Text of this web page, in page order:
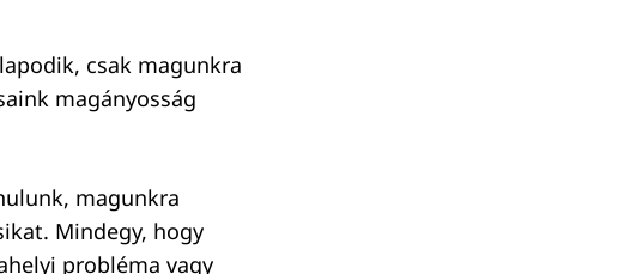
csak magunkra
magányosság
magunkra
Mindegy, hogy
probléma vagy